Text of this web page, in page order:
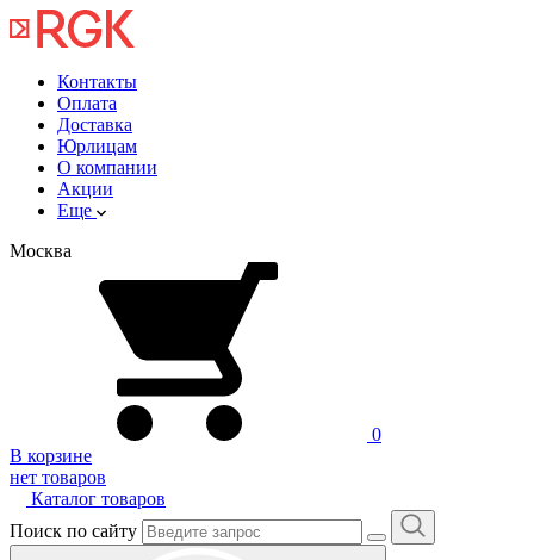
Контакты
Оплата
Доставка
Юрлицам
О компании
Акции
Еще
Москва
0
В корзине
нет товаров
Каталог товаров
Поиск по сайту